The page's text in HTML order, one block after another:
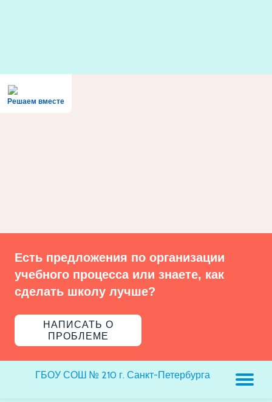
Решаем вместе
Есть предложения по организации
учебного процесса или знаете, как
сделать школу лучше?
НАПИСАТЬ О
ПРОБЛЕМЕ
ГБОУ СОШ № 210 г. Санкт-Петербурга